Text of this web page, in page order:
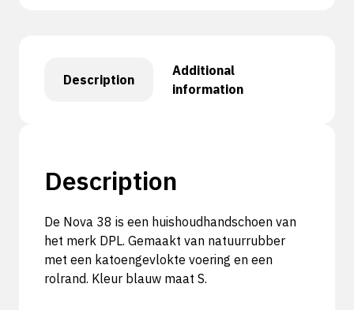
Description
Additional
information
Description
De Nova 38 is een huishoudhandschoen van
het merk DPL. Gemaakt van natuurrubber
met een katoengevlokte voering en een
rolrand. Kleur blauw maat S.